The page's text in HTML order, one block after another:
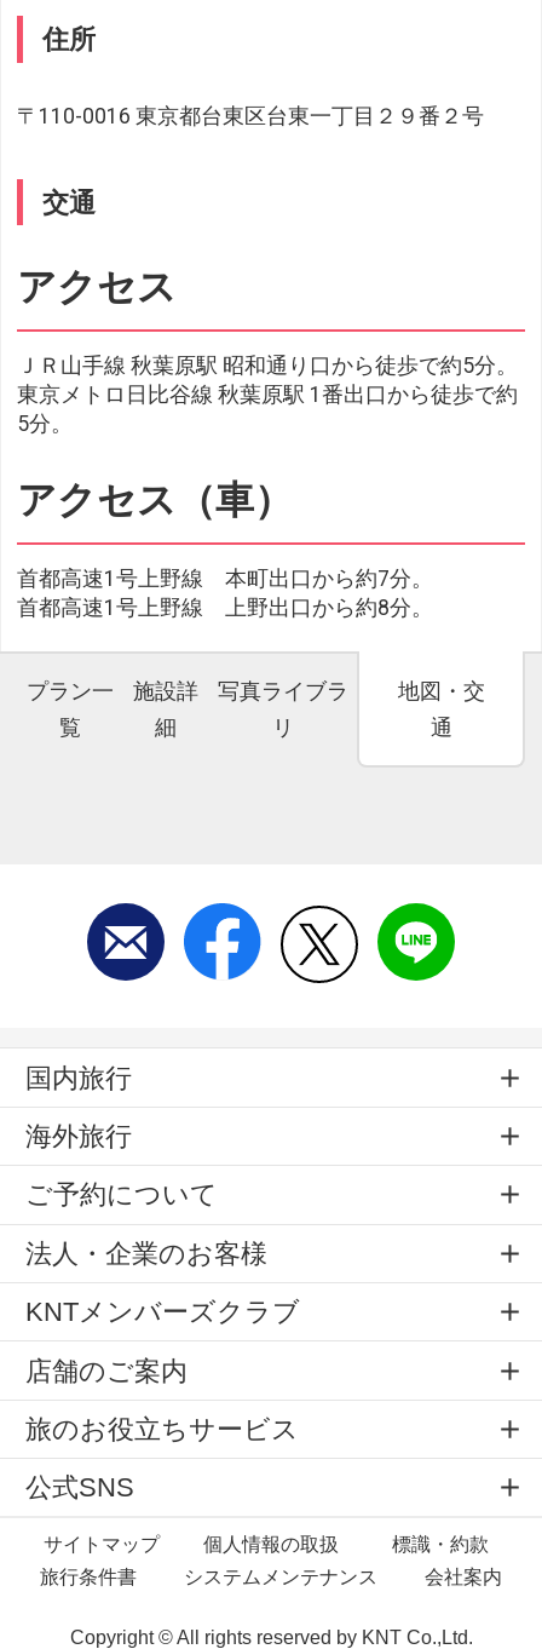
住所
〒110-0016 東京都台東区台東一丁目２９番２号
交通
アクセス
ＪＲ山手線 秋葉原駅 昭和通り口から徒歩で約5分。
東京メトロ日比谷線 秋葉原駅 1番出口から徒歩で約
5分。
アクセス（車）
首都高速1号上野線 本町出口から約7分。
首都高速1号上野線 上野出口から約8分。
プラン一
覧
施設詳
細
写真ライブラ
リ
地図・交
通
国内旅行
海外旅行
ご予約について
法人・企業のお客様
KNTメンバーズクラブ
店舗のご案内
旅のお役立ちサービス
公式SNS
サイトマップ 個人情報の取扱
標識・約款
旅行条件書
システムメンテナンス 会社案内
Copyright © All rights reserved by KNT Co.,Ltd.